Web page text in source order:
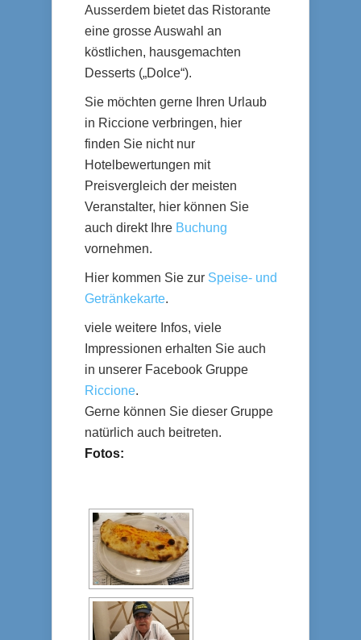
Ausserdem bietet das Ristorante
eine grosse Auswahl an
köstlichen, hausgemachten
Desserts („Dolce“).
Sie möchten gerne Ihren Urlaub
in Riccione verbringen, hier
finden Sie nicht nur
Hotelbewertungen mit
Preisvergleich der meisten
Veranstalter, hier können Sie
auch direkt Ihre Buchung
vornehmen.
Hier kommen Sie zur Speise- und
Getränkekarte.
viele weitere Infos, viele
Impressionen erhalten Sie auch
in unserer Facebook Gruppe
Riccione.
Gerne können Sie dieser Gruppe
natürlich auch beitreten.
Fotos: